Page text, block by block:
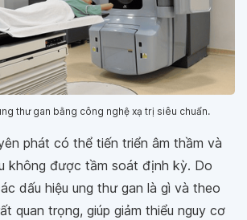
thư gan bằng công nghệ xạ trị siêu chuẩn.
phát có thể tiến triển âm thầm và
không được tầm soát định kỳ. Do
dấu hiệu ung thư gan là gì và theo
quan trọng, giúp giảm thiểu nguy cơ